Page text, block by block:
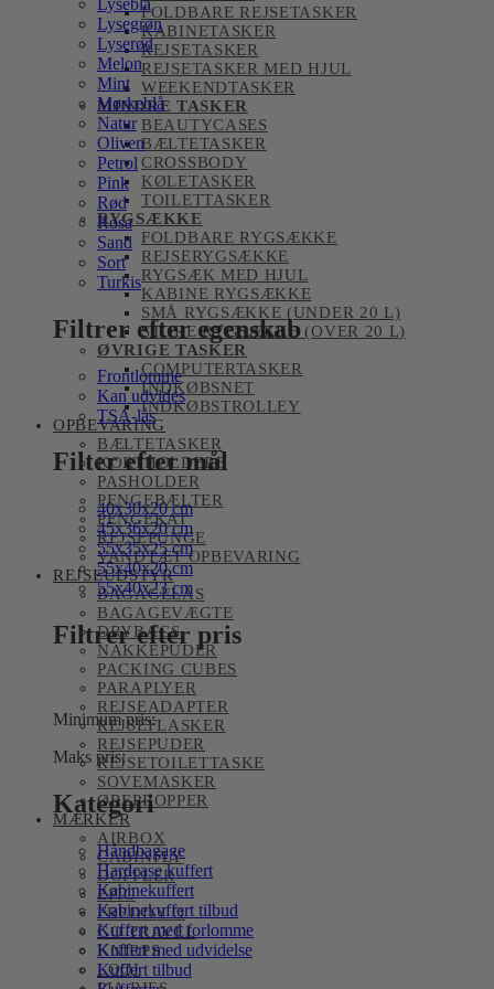
FOLDBARE REJSETASKER
KABINETASKER
REJSETASKER
REJSETASKER MED HJUL
WEEKENDTASKER
MINDRE TASKER
BEAUTYCASES
BÆLTETASKER
CROSSBODY
KØLETASKER
TOILETTASKER
RYGSÆKKE
FOLDBARE RYGSÆKKE
REJSERYGSÆKKE
RYGSÆK MED HJUL
KABINE RYGSÆKKE
SMÅ RYGSÆKKE (UNDER 20 L)
STORE RYGSÆKKE (OVER 20 L)
ØVRIGE TASKER
COMPUTERTASKER
INDKØBSNET
INDKØBSTROLLEY
OPBEVARING
BÆLTETASKER
KORTHOLDERE
PASHOLDER
PENGEBÆLTER
PENGEKAT
REJSEPUNGE
VANDTÆT OPBEVARING
REJSEUDSTYR
BAGAGELÅS
BAGAGEVÆGTE
DRYBAGS
NAKKEPUDER
PACKING CUBES
PARAPLYER
REJSEADAPTER
REJSEFLASKER
REJSEPUDER
REJSETOILETTASKE
SOVEMASKER
ØREPROPPER
MÆRKER
AIRBOX
CABINFLY
DOPPLER
EPIC
FREDDY O
GO TRAVEL
KNIRPS
LOQI
Lysegrøn
Lyserød
Melon
Mint
Mørkeblå
Natur
Oliven
Petrol
Pink
Rød
Rosa
Sand
Sort
Turkis
Filtrer efter egenskab
Frontlomme
Kan udvides
TSA-lås
Filter efter mål
40x30x20 cm
45x36x20 cm
55x35x25 cm
55x40x20 cm
55x40x23 cm
Filtrer efter pris
Minimum pris:
Maks pris:
Kategori
Håndbagage
Hardcase kuffert
Kabinekuffert
Kabinekuffert tilbud
Kuffert med forlomme
Kuffert med udvidelse
Kuffert tilbud